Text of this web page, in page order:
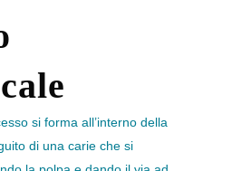
si forma all’interno della
di una carie che si